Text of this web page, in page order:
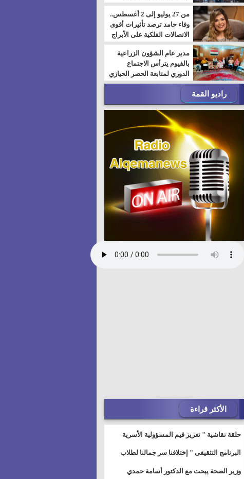
اقتصاد الانتباه
من 27 يوليو إلى 2 أغسطس..
وفاء حامد ترصد تأثيرات أقوى
الاتصالات الفلكية على الأبراج
مدير عام الشؤون الزراعية
بالفيوم يترأس الاجتماع
الدوري لمتابعة الحصر الحيازي
الجديدة
راديو القمة
الأكثر قراءة
حلقة نقاشية " تعزيز قيم المسؤولية الأسرية
البرنامج التثقيفى " إختلافنا سر جمالنا لطلاب
وطالبات ذوى الهمهم" بمدارس التربية الخاصة
وزير الصحة يبحث مع الدكتور أسامة حمدي